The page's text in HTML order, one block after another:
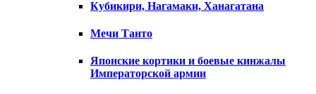
Кубикири, Нагамаки, Ханагатана
Мечи Танто
Японские кортики и боевые кинжалы
Императорской армии